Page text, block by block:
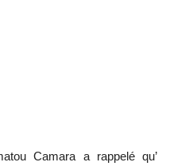
Camara a rappelé qu’